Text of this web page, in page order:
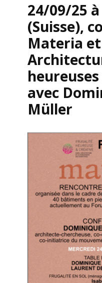
24/09/25
(Suisse),
Materia
avec
Müller